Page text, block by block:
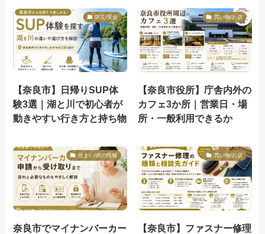
防災/安全
【奈良市】日帰りSUP体
験3選｜湖と川で初心者が
動きやすい行き方と持ち物
買い物/お店
【奈良市役所】庁舎内外の
カフェ3か所｜営業日・場
所・一般利用できるか
住まい/街の情報
奈良市でマイナンバーカー
買い物/お店
【奈良市】ファスナー修理